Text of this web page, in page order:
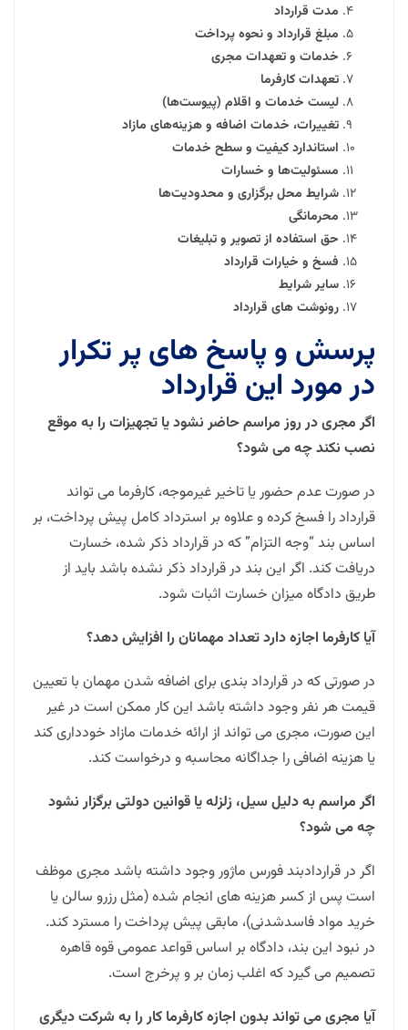
مدت قرارداد
مبلغ قرارداد و نحوه پرداخت
خدمات و تعهدات مجری
تعهدات کارفرما
لیست خدمات و اقلام (پیوست‌ها)
تغییرات، خدمات اضافه و هزینه‌های مازاد
استاندارد کیفیت و سطح خدمات
مسئولیت‌ها و خسارات
شرایط محل برگزاری و محدودیت‌ها
محرمانگی
حق استفاده از تصویر و تبلیغات
فسخ و خیارات قرارداد
سایر شرایط
رونوشت های قرارداد
پرسش و پاسخ های پر تکرار
در مورد این قرارداد
اگر مجری در روز مراسم حاضر نشود یا تجهیزات را به موقع
نصب نکند چه می شود؟
در صورت عدم حضور یا تاخیر غیرموجه، کارفرما می تواند
قرارداد را فسخ کرده و علاوه بر استرداد کامل پیش پرداخت، بر
اساس بند “وجه التزام” که در قرارداد ذکر شده، خسارت
دریافت کند. اگر این بند در قرارداد ذکر نشده باشد باید از
طریق دادگاه میزان خسارت اثبات شود.
آیا کارفرما اجازه دارد تعداد مهمانان را افزایش دهد؟
در صورتی که در قرارداد بندی برای اضافه شدن مهمان با تعیین
قیمت هر نفر وجود داشته باشد این کار ممکن است در غیر
این صورت، مجری می تواند از ارائه خدمات مازاد خودداری کند
یا هزینه اضافی را جداگانه محاسبه و درخواست کند.
اگر مراسم به دلیل سیل، زلزله یا قوانین دولتی برگزار نشود
چه می شود؟
اگر در قراردادبند فورس ماژور وجود داشته باشد مجری موظف
است پس از کسر هزینه های انجام شده (مثل رزرو سالن یا
خرید مواد فاسدشدنی)، مابقی پیش پرداخت را مسترد کند.
در نبود این بند، دادگاه بر اساس قواعد عمومی قوه قاهره
تصمیم می گیرد که اغلب زمان بر و پرخرج است.
آیا مجری می تواند بدون اجازه کارفرما کار را به شرکت دیگری